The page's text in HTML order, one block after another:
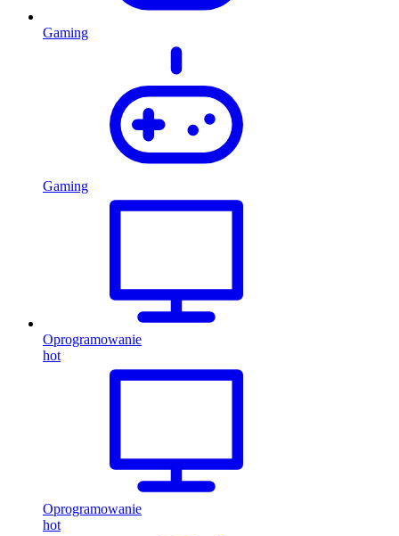
Gaming
Gaming
Oprogramowanie
hot
Oprogramowanie
hot